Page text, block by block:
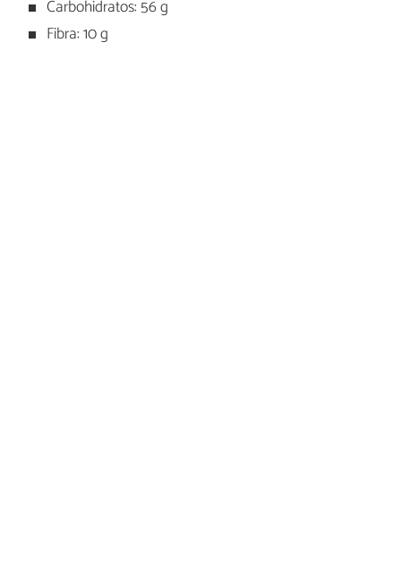
Carbohidratos: 56 g
Fibra: 10 g